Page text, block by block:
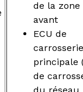
de la zone
avant
ECU de
carrosserie
principale
de